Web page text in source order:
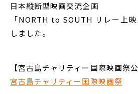
日本縦断型映画交流企画
「NORTH to SOUTH リレー上
しました。
【宮古島チャリティー国際映画祭
宮古島チャリティー国際映画祭